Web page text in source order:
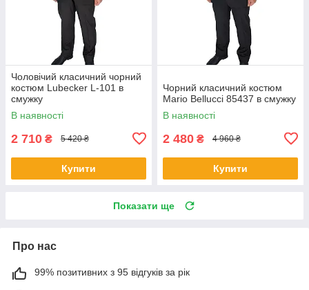
Чоловічий класичний чорний
костюм Lubecker L-101 в
смужку
В наявності
2 710 ₴ 5 420 ₴
Купити
Чорний класичний костюм
Mario Bellucci 85437 в смужку
В наявності
2 480 ₴ 4 960 ₴
Купити
Показати ще
Про нас
99% позитивних з 95 відгуків за рік